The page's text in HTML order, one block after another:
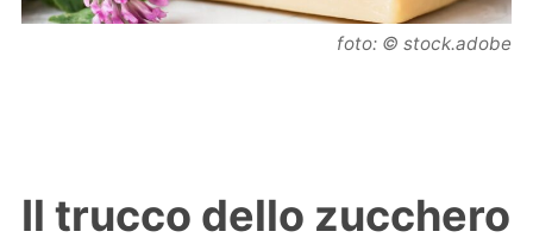
foto: © stock.adobe
Il trucco dello zucchero